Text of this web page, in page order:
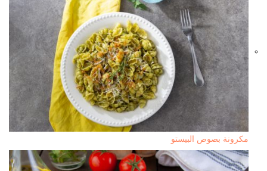
مكرونة بصوص البيستو